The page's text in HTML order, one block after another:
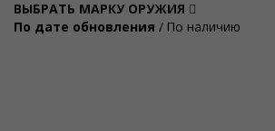
ВЫБРАТЬ МАРКУ ОРУЖИЯ
По дате обновления / По наличию